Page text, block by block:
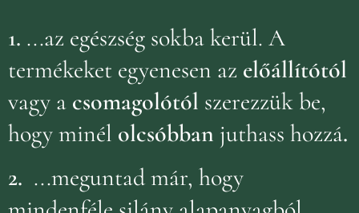
1. ...az egészség sokba kerül. A
termékeket egyenesen az előállítótól
vagy a csomagolótól szerezzük be,
hogy minél olcsóbban juthass hozzá.
2. ...meguntad már, hogy